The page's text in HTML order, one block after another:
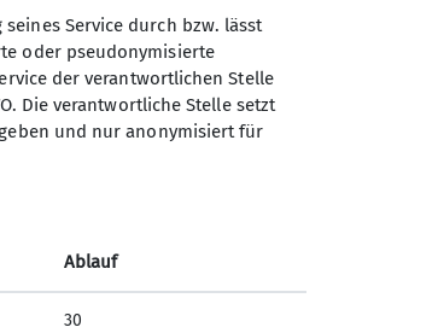
der Tour
Koblenz sein.
bzw. von
Sektion Koblenz des
Deutschen Alpenvereins e.V.
Kolonnenweg 7
Kontakt
Service durch bzw. lässt
oder pseudonymisierte
der verantwortlichen Stelle
Die verantwortliche Stelle setzt
und nur anonymisiert für
Ablauf
30